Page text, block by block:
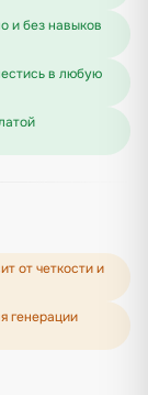
и без навыков
в любую
от четкости и
генерации